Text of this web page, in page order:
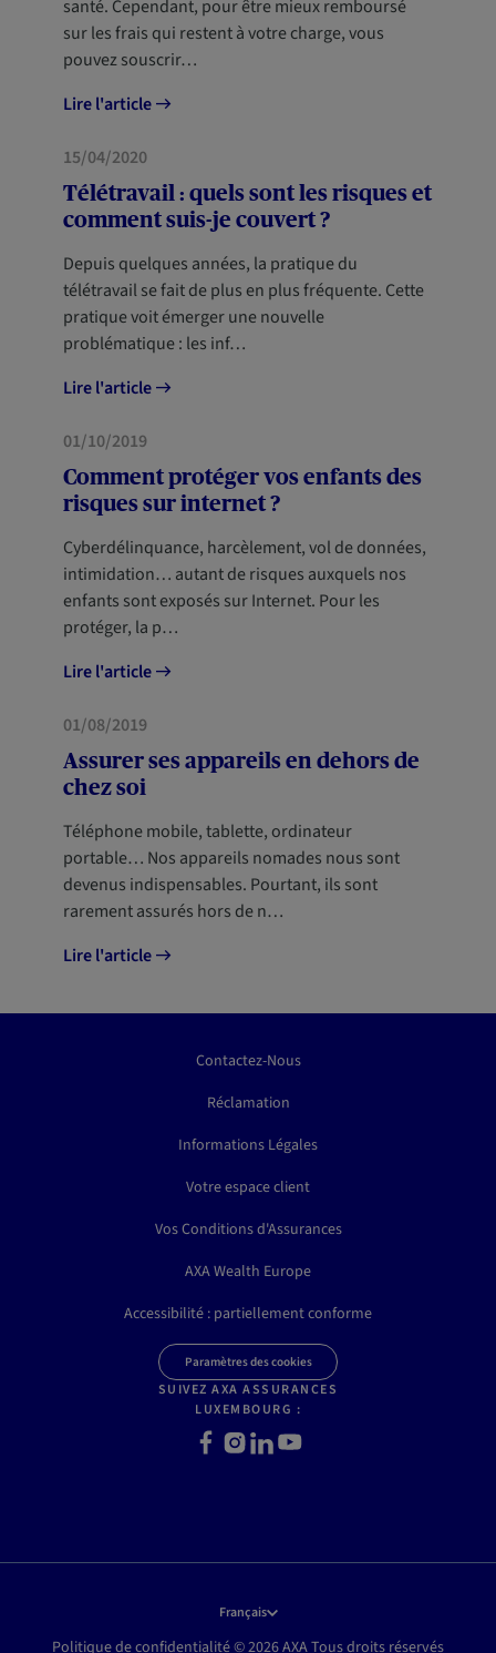
santé. Cependant, pour être mieux remboursé
sur les frais qui restent à votre charge, vous
pouvez souscrir…
Lire l'article
HABITATION
15/04/2020
Télétravail : quels sont les risques et
comment suis-je couvert ?
Depuis quelques années, la pratique du
télétravail se fait de plus en plus fréquente. Cette
pratique voit émerger une nouvelle
problématique : les inf…
Lire l'article
HABITATION
01/10/2019
Comment protéger vos enfants des
risques sur internet ?
Cyberdélinquance, harcèlement, vol de données,
intimidation… autant de risques auxquels nos
enfants sont exposés sur Internet. Pour les
protéger, la p…
Lire l'article
HABITATION
01/08/2019
Assurer ses appareils en dehors de
chez soi
Téléphone mobile, tablette, ordinateur
portable… Nos appareils nomades nous sont
devenus indispensables. Pourtant, ils sont
rarement assurés hors de n…
Lire l'article
Contactez-Nous
Réclamation
Informations Légales
Votre espace client
Vos Conditions d'Assurances
AXA Wealth Europe
Accessibilité : partiellement conforme
Paramètres des cookies
SUIVEZ AXA ASSURANCES
LUXEMBOURG :
Facebook
Instagram
LinkedInYoutube
Français
Politique de confidentialité © 2026 AXA Tous droits réservés